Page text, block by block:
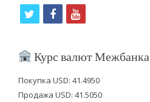
i
t
f
c
b
y
u
u
Курс валют Межбанка
Покупка USD: 41.4950
Продажа USD: 41.5050